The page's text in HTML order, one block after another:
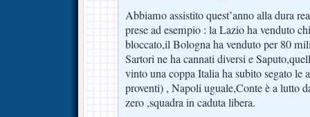
Abbiamo assistito quest’anno alla dura
prese ad esempio : la Lazio ha venduto
bloccato,il Bologna ha venduto per 80
Sartori ne ha cannati diversi e
vinto una coppa Italia ha subito segato le
proventi) , Napoli uguale,Conte è a lutto
zero ,squadra in caduta libera.